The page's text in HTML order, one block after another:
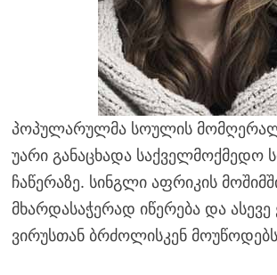
პოპულარულმა სოულის
უარი განაცხადა საქველმოქმედო
ჩაწერაზე. სინგლი აფრიკის
მხარდასაჭერად იწერება და
ვირუსთან ბრძოლისკენ